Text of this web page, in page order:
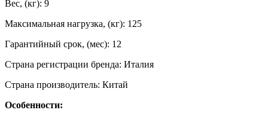
Вес, (кг): 9
Максимальная нагрузка, (кг): 125
Гарантийный срок, (мес): 12
Страна регистрации бренда: Италия
Страна производитель: Китай
Особенности: